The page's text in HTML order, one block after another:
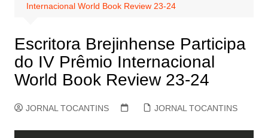
Internacional World Book Review 23-24
Escritora Brejinhense Participa
do IV Prêmio Internacional
World Book Review 23-24
JORNAL TOCANTINS JORNAL TOCANTINS